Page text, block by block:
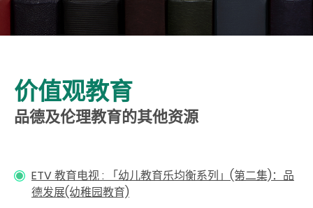
价值观教育
品德及伦理教育的其他资源
ETV 教育电视 : 「幼儿教育乐均衡系列」(第二集)：品
德发展(幼稚园教育)